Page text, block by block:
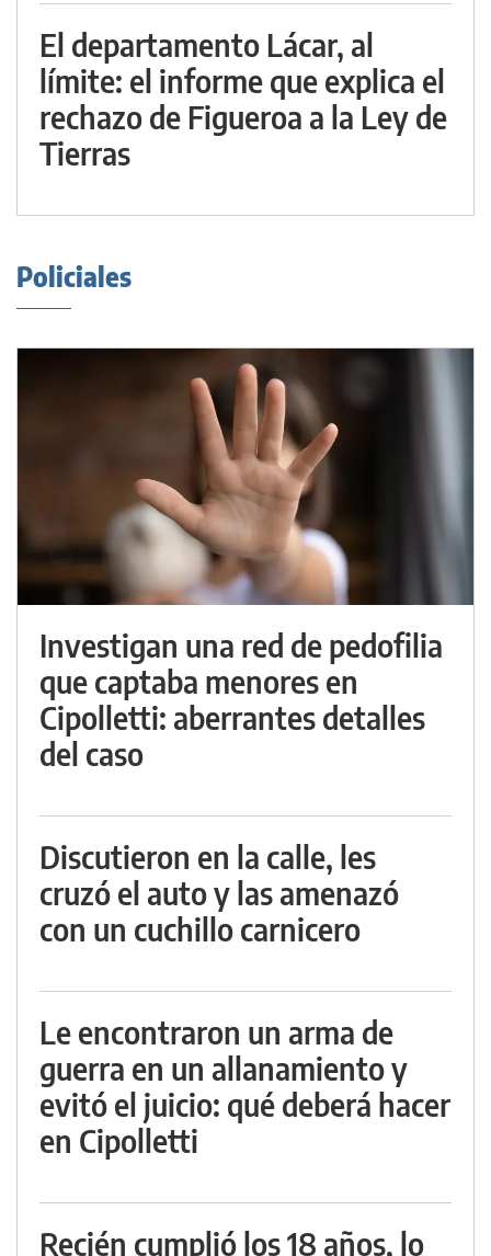
El departamento Lácar, al
límite: el informe que explica el
rechazo de Figueroa a la Ley de
Tierras
Policiales
Investigan una red de pedofilia
que captaba menores en
Cipolletti: aberrantes detalles
del caso
Discutieron en la calle, les
cruzó el auto y las amenazó
con un cuchillo carnicero
Le encontraron un arma de
guerra en un allanamiento y
evitó el juicio: qué deberá hacer
en Cipolletti
Recién cumplió los 18 años, lo